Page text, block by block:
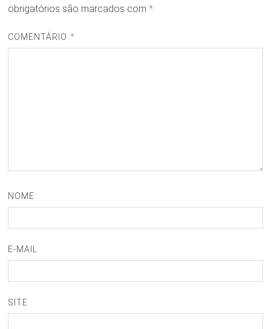
obrigatórios são marcados com *
COMENTÁRIO *
NOME
E-MAIL
SITE